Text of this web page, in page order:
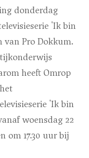
donderdag
'Ik bin
van Pro Dokkum.
heeft Omrop
'Ik bin
woensdag 22
om 17.30 uur bij